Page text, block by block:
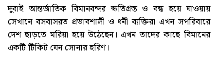
দুবাই আন্তর্জাতিক বিমানবন্দর ক্ষতিগ্রস্ত ও বন্ধ হয়ে যাওয়ায়
সেখানে বসবাসরত প্রভাবশালী ও ধনী ব্যক্তিরা এখন সপরিবারে
দেশ ছাড়তে মরিয়া হয়ে উঠেছেন। এখন তাদের কাছে বিমানের
একটি টিকিট যেন সোনার হরিণ।